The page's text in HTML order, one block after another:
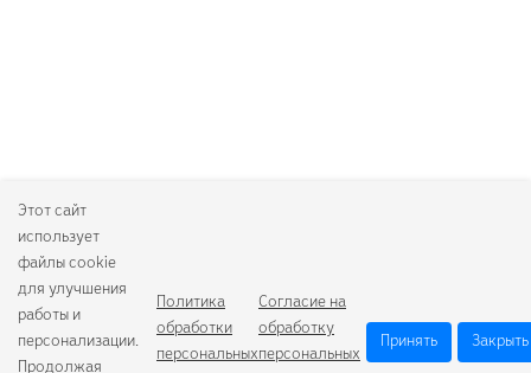
Этот сайт
использует
файлы cookie
для улучшения
работы и
персонализации.
Продолжая
Политика
обработки
персональных
Согласие на
обработку
персональных
Принять Закрыть